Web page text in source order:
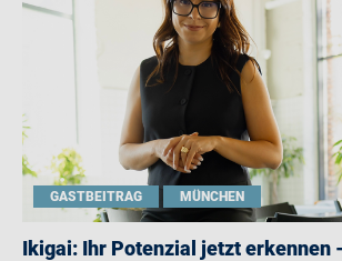
GASTBEITRAG MÜNCHEN
Ikigai: Ihr Potenzial jetzt erkennen